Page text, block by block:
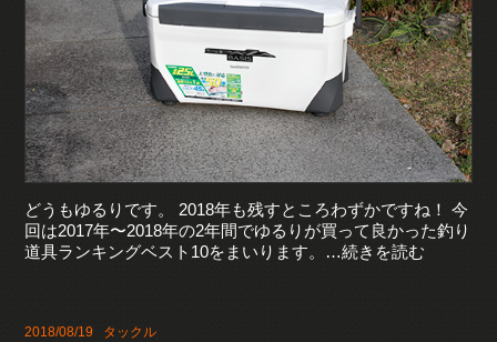
どうもゆるりです。 2018年も残すところわずかですね！ 今
回は2017年〜2018年の2年間でゆるりが買って良かった釣り
道具ランキングベスト10をまいります。…続きを読む
2018/08/19 タックル